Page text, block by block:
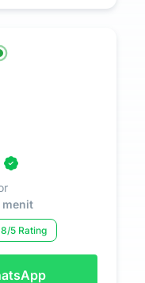
menit
5 Rating